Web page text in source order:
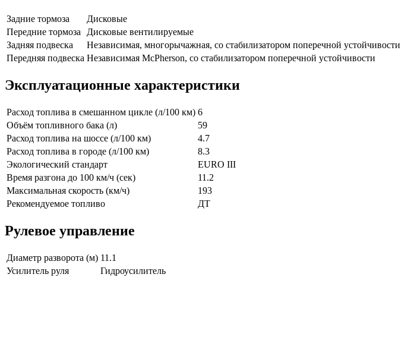
Задние тормоза
Дисковые
Передние тормоза
Дисковые вентилируемые
Задняя подвеска
Независимая, многорычажная, со стабилизатором поперечной устойчивости
Передняя подвеска Независимая McPherson, со стабилизатором поперечной устойчивости
Эксплуатационные характеристики
Расход топлива в смешанном цикле (л/100 км) 6
Объём топливного бака (л)
59
Расход топлива на шоссе (л/100 км)
4.7
Расход топлива в городе (л/100 км)
8.3
Экологический стандарт
EURO III
Время разгона до 100 км/ч (сек)
11.2
Максимальная скорость (км/ч)
193
Рекомендуемое топливо
ДТ
Рулевое управление
Диаметр разворота (м) 11.1
Усилитель руля
Гидроусилитель